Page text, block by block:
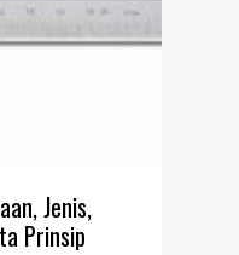
Jenis,
Prinsip